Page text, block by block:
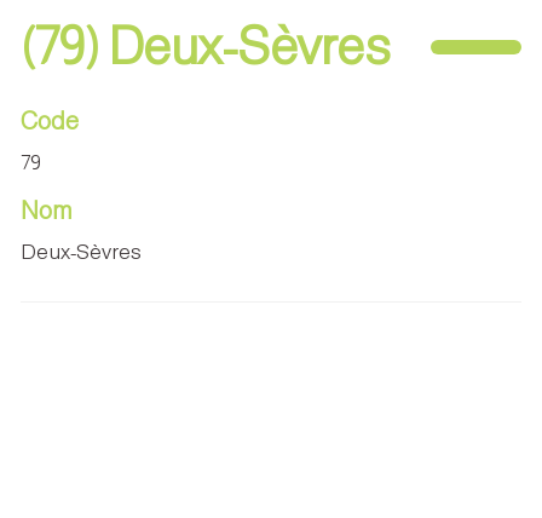
(79) Deux-Sèvres
Code
79
Nom
Deux-Sèvres